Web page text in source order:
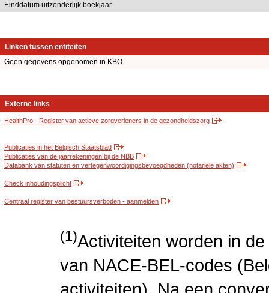
Einddatum uitzonderlijk boekjaar
Linken tussen entiteiten
Geen gegevens opgenomen in KBO.
Externe links
HealthPro - Register van actieve zorgverleners in de gezondheidszorg
Publicaties in het Belgisch Staatsblad
Publicaties van de jaarrekeningen bij de NBB
Databank van statuten en vertegenwoordigingsbevoegdheden (notariële akten)
Check inhoudingsplicht
Centraal register van bestuursverboden - aanmelden
(1)Activiteiten worden in
van NACE-BEL-codes